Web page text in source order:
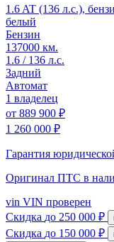
1.6 AT (136 л.с.),
белый
Бензин
137000 км.
1.6 / 136 л.с.
Задний
Автомат
1 владелец
от 889 900 ₽
1 260 000 ₽
Гарантия
Оригинал ПТС в
vin VIN проверен
Скидка до 250 000 ₽
Скидка до 150 000 ₽